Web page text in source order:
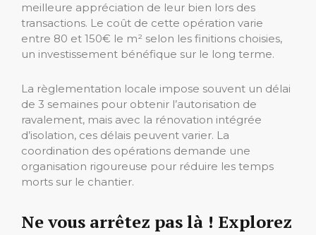
meilleure appréciation de leur bien lors des
transactions. Le coût de cette opération varie
entre 80 et 150€ le m² selon les finitions choisies,
un investissement bénéfique sur le long terme.
La règlementation locale impose souvent un délai
de 3 semaines pour obtenir l’autorisation de
ravalement, mais avec la rénovation intégrée
d’isolation, ces délais peuvent varier. La
coordination des opérations demande une
organisation rigoureuse pour réduire les temps
morts sur le chantier.
Ne vous arrêtez pas là ! Explorez